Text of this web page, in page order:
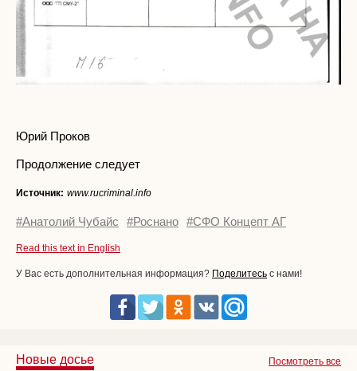
Юрий Проков
Продолжение следует
Источник: www.rucriminal.info
#Анатолий Чубайс #Роснано #СФО Концепт АГ
Read this text in English
У Вас есть дополнительная информация? Поделитесь с нами!
Посмотреть все
Новые досье